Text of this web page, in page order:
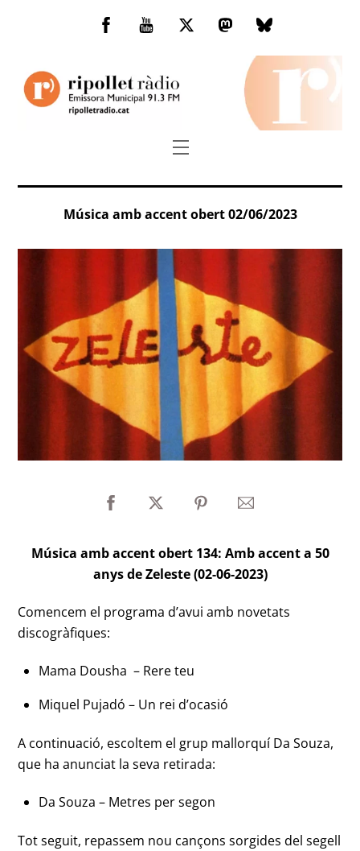
Facebook
You
TwitterMastodonBluesky
Menu
Música amb accent obert 02/06/2023
Música amb accent obert 134: Amb accent a 50
anys de Zeleste (02-06-2023)
Comencem el programa d’avui amb novetats
discogràfiques:
Mama Dousha – Rere teu
Miquel Pujadó – Un rei d’ocasió
A continuació, escoltem el grup mallorquí Da Souza,
que ha anunciat la seva retirada:
Da Souza – Metres per segon
Tot seguit, repassem nou cançons sorgides del segell